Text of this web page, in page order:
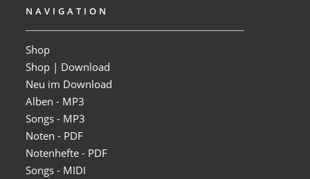
NAVIGATION
Shop
Shop | Download
Neu im Download
Alben - MP3
Songs - MP3
Noten - PDF
Notenhefte - PDF
Songs - MIDI